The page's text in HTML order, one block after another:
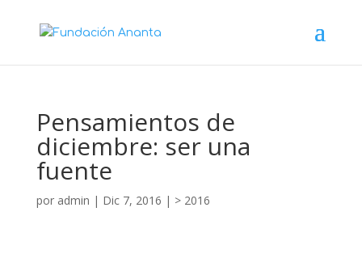
Pensamientos de
diciembre: ser una
fuente
por admin | Dic 7, 2016 | > 2016